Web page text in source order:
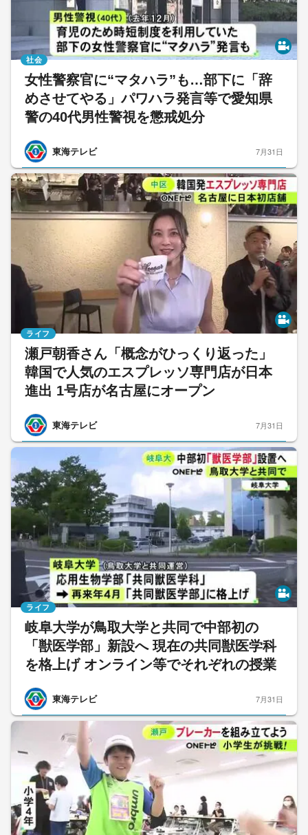
女性警察官に“マタハラ”も…部下に「辞
めさせてやる」パワハラ発言等で愛知県
警の40代男性警視を懲戒処分
東海テレビ
社会
7月31日
瀬戸朝香さん「概念がひっくり返った」
韓国で人気のエスプレッソ専門店が日本
進出 1号店が名古屋にオープン
東海テレビ
ライフ
7月31日
岐阜大学が鳥取大学と共同で中部初の
「獣医学部」新設へ 現在の共同獣医学科
を格上げ オンライン等でそれぞれの授業
東海テレビ
ライフ
7月31日